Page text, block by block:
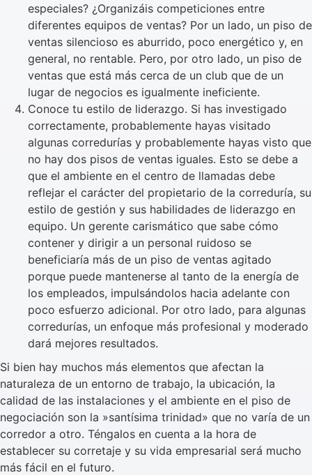
especiales? ¿Organizáis competiciones entre
diferentes equipos de ventas? Por un lado, un piso de
ventas silencioso es aburrido, poco energético y, en
general, no rentable. Pero, por otro lado, un piso de
ventas que está más cerca de un club que de un
lugar de negocios es igualmente ineficiente.
Conoce tu estilo de liderazgo. Si has investigado
correctamente, probablemente hayas visitado
algunas corredurías y probablemente hayas visto que
no hay dos pisos de ventas iguales. Esto se debe a
que el ambiente en el centro de llamadas debe
reflejar el carácter del propietario de la correduría, su
estilo de gestión y sus habilidades de liderazgo en
equipo. Un gerente carismático que sabe cómo
contener y dirigir a un personal ruidoso se
beneficiaría más de un piso de ventas agitado
porque puede mantenerse al tanto de la energía de
los empleados, impulsándolos hacia adelante con
poco esfuerzo adicional. Por otro lado, para algunas
corredurías, un enfoque más profesional y moderado
dará mejores resultados.
Si bien hay muchos más elementos que afectan la
naturaleza de un entorno de trabajo, la ubicación, la
calidad de las instalaciones y el ambiente en el piso de
negociación son la »santísima trinidad» que no varía de un
corredor a otro. Téngalos en cuenta a la hora de
establecer su corretaje y su vida empresarial será mucho
más fácil en el futuro.